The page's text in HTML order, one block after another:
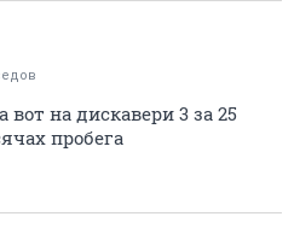
вот на дискавери 3 за 25
пробега